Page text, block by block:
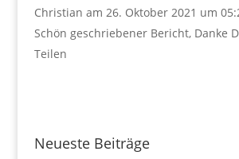
Christian am 26. Oktober 2021 um
Schön geschriebener Bericht, Danke
Teilen
Neueste Beiträge